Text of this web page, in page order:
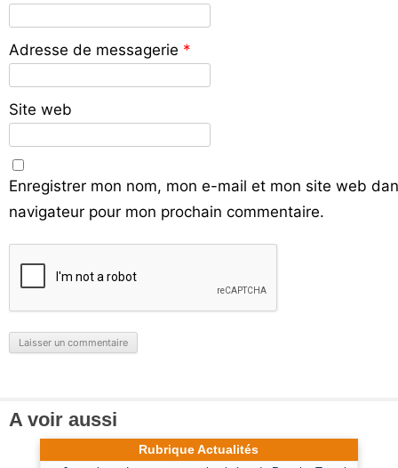
Adresse de messagerie *
Site web
Enregistrer mon nom, mon e-mail et mon site web
navigateur pour mon prochain commentaire.
A voir aussi
Rubrique Actualités